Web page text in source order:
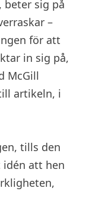
beter sig på
–
för att
in sig på,
McGill
artikeln, i
tills den
att hen